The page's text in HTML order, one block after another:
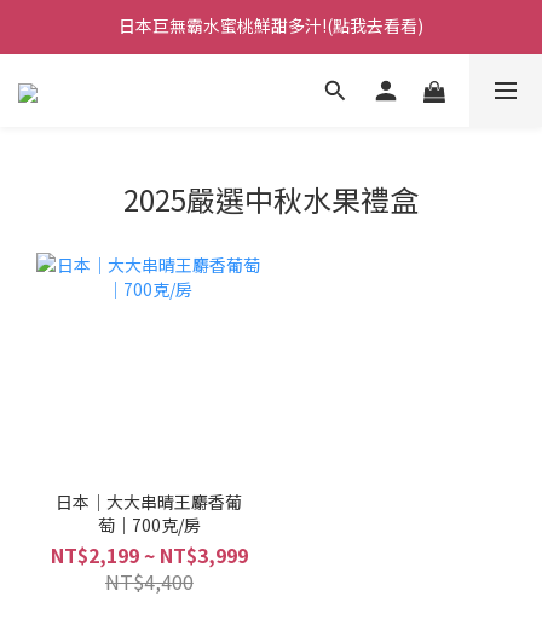
日本巨無霸水蜜桃鮮甜多汁!(點我去看看)
日本巨無霸水蜜桃鮮甜多汁!(點我去看看)
32mm巨無霸脆甜黑櫻桃(點我去看看)
日本巨無霸水蜜桃鮮甜多汁!(點我去看看)
2025嚴選中秋水果禮盒
日本｜大大串晴王麝香葡
萄｜700克/房
NT$2,199 ~ NT$3,999
NT$4,400